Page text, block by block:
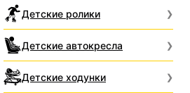
Детские ролики
Детские автокресла
Детские ходунки